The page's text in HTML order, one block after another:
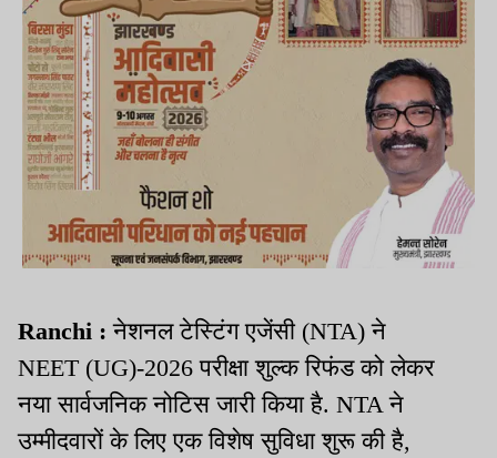
Ranchi : नेशनल टेस्टिंग एजेंसी (NTA) ने
NEET (UG)-2026 परीक्षा शुल्क रिफंड को लेकर
नया सार्वजनिक नोटिस जारी किया है. NTA ने
उम्मीदवारों के लिए एक विशेष सुविधा शुरू की है,